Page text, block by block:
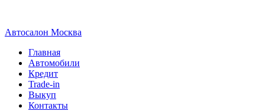
Автосалон Москва
Главная
Автомобили
Кредит
Trade-in
Выкуп
Контакты